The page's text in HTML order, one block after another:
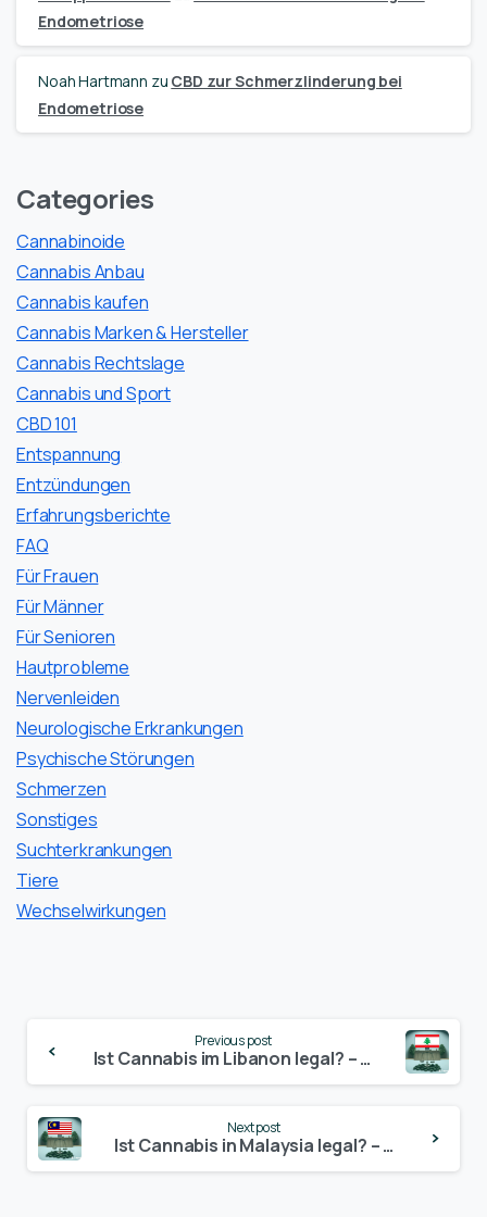
Endometriose
Noah Hartmann zu CBD zur Schmerzlinderung bei
Endometriose
Categories
Cannabinoide
Cannabis Anbau
Cannabis kaufen
Cannabis Marken & Hersteller
Cannabis Rechtslage
Cannabis und Sport
CBD 101
Entspannung
Entzündungen
Erfahrungsberichte
FAQ
Für Frauen
Für Männer
Für Senioren
Hautprobleme
Nervenleiden
Neurologische Erkrankungen
Psychische Störungen
Schmerzen
Sonstiges
Suchterkrankungen
Tiere
Wechselwirkungen
Reading
Previous post
Ist Cannabis im Libanon legal? – Update 2024
Next post
Ist Cannabis in Malaysia legal? – Update 2024